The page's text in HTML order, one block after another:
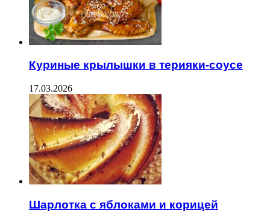
Куриные крылышки в терияки-соусе
17.03.2026
Шарлотка с яблоками и корицей